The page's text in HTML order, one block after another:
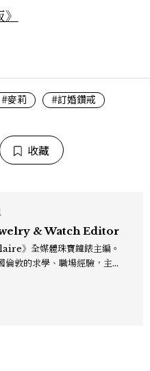
#麥莉 #訂婚鑽戒
收藏
& Watch Editor
》全媒體珠寶鐘錶主編。
倫敦的求學、職場經驗，主修
作內容，包括錶展等國際活動